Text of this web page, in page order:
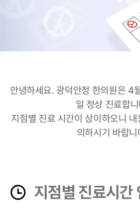
안녕하세요. 광덕안정 한의원은 4
일 정상 진료합
지점별 진료 시간이 상이하오니
의하시기 바랍니
지점별 진료시간